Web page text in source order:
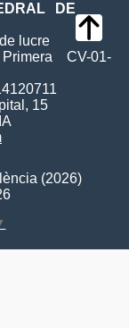
DE
lucre
CV-01-
15
(2026)